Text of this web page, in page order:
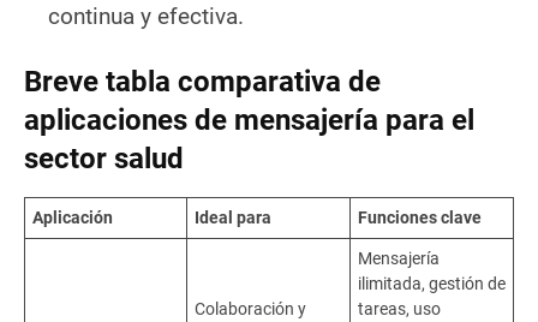
continua y efectiva.
Breve tabla comparativa de
aplicaciones de mensajería para el
sector salud
Aplicación Ideal para Funciones clave
Colaboración y
Mensajería
ilimitada, gestión de
tareas, uso